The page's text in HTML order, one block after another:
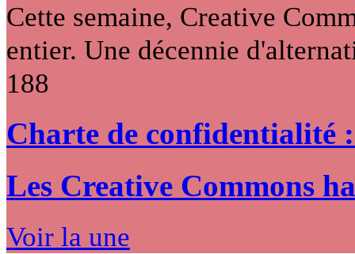
Cette semaine, Creative
entier. Une décennie
188
Charte de confidentialité
Les Creative Commons
Voir la une